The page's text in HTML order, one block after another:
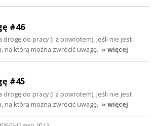
#46
drogę do pracy (i z powrotem), jeśli nie jest
na którą można zwrócić uwagę. » więcej
#45
drogę do pracy (i z powrotem), jeśli nie jest
na którą można zwrócić uwagę. » więcej